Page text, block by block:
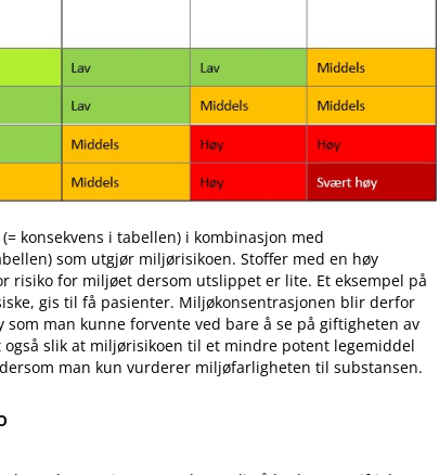
konsekvens i tabellen) i kombinasjon med
som utgjør miljørisikoen. Stoffer med en høy
risiko for miljøet dersom utslippet er lite. Et eksempel på
gis til få pasienter. Miljøkonsentrasjonen blir derfor
man kunne forvente ved bare å se på giftigheten av
slik at miljørisikoen til et mindre potent legemiddel
man kun vurderer miljøfarligheten til substansen.